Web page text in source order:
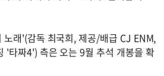
래'(감독 최국희, 제공/배급 CJ ENM,
'타짜4') 측은 오는 9월 추석 개봉을 확